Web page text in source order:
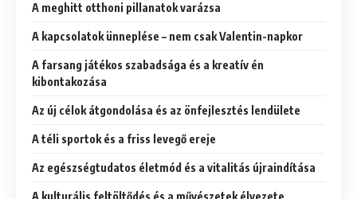
A meghitt otthoni pillanatok varázsa
A kapcsolatok ünneplése – nem csak Valentin-napkor
A farsang játékos szabadsága és a kreatív én
kibontakozása
Az új célok átgondolása és az önfejlesztés lendülete
A téli sportok és a friss levegő ereje
Az egészségtudatos életmód és a vitalitás újraindítása